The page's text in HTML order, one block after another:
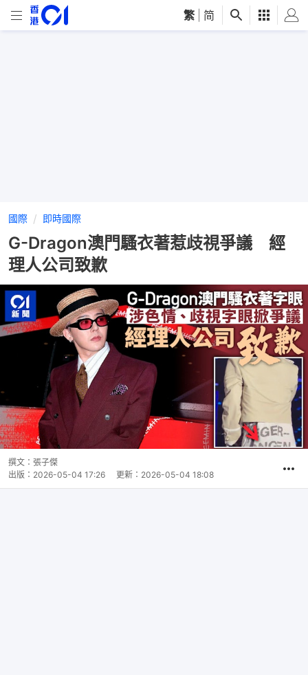
繁 简
國際 即時國際
G-Dragon澳門騷衣著惹歧視爭議 經
理人公司致歉
撰文： 張子傑
出版： 2026-05-04 17:26 更新： 2026-05-04 18:08